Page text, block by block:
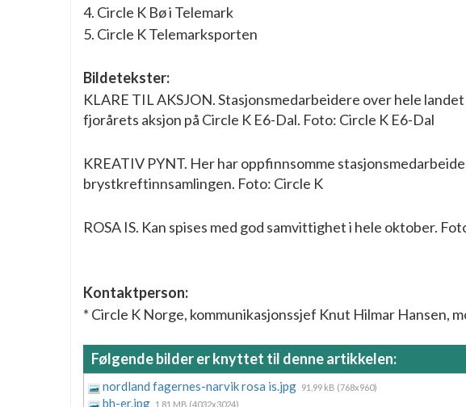
4. Circle K Bø i Telemark
5. Circle K Telemarksporten
Bildetekster:
KLARE TIL AKSJON. Stasjonsmedarbeidere over hele
fjorårets aksjon på Circle K E6-Dal. Foto: Circle K E6-Dal
KREATIV PYNT. Her har oppfinnsomme
brystkreftinnsamlingen. Foto: Circle K
ROSA IS. Kan spises med god samvittighet i hele oktober.
Kontaktperson:
* Circle K Norge, kommunikasjonssjef Knut Hilmar Hansen,
Følgende bilder er knyttet til denne artikkelen:
nordland fagernes-narvik rosa is.jpg 91,99 kB (768x960)
bh-er.jpg 1,81 MB (4032x3024)